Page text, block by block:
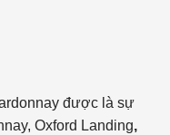
được là sự
Oxford Landing,